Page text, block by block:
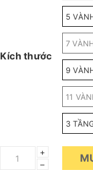
Kích thước
5
7
9
11
3
+
–